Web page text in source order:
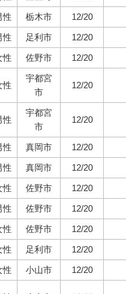
性 栃木市 12/20
性 足利市 12/20
性 佐野市 12/20
性
宇都宮
市
12/20
性
宇都宮
市
12/20
性 真岡市 12/20
性 真岡市 12/20
性 佐野市 12/20
性 佐野市 12/20
性 佐野市 12/20
性 足利市 12/20
性 小山市 12/20